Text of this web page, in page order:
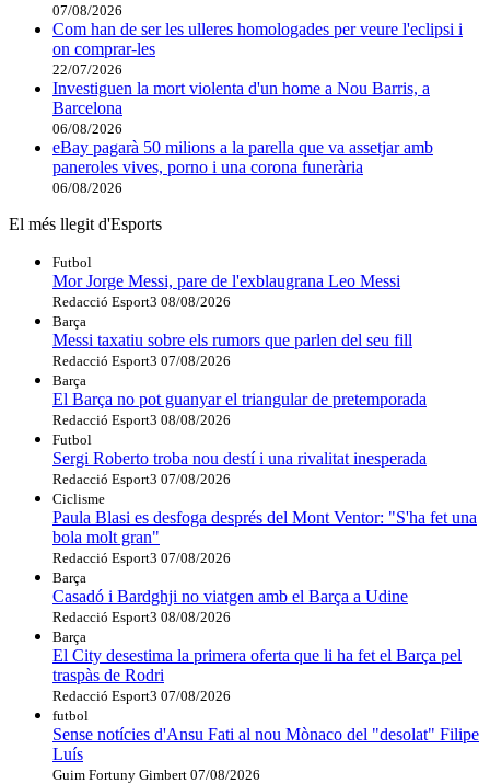
07/08/2026
Com han de ser les ulleres homologades per veure l'eclipsi i
on comprar-les
22/07/2026
Investiguen la mort violenta d'un home a Nou Barris, a
Barcelona
06/08/2026
eBay pagarà 50 milions a la parella que va assetjar amb
paneroles vives, porno i una corona funerària
06/08/2026
El més llegit d'Esports
Futbol
Mor Jorge Messi, pare de l'exblaugrana Leo Messi
Redacció Esport3 08/08/2026
Barça
Messi taxatiu sobre els rumors que parlen del seu fill
Redacció Esport3 07/08/2026
Barça
El Barça no pot guanyar el triangular de pretemporada
Redacció Esport3 08/08/2026
Futbol
Sergi Roberto troba nou destí i una rivalitat inesperada
Redacció Esport3 07/08/2026
Ciclisme
Paula Blasi es desfoga després del Mont Ventor: "S'ha fet una
bola molt gran"
Redacció Esport3 07/08/2026
Barça
Casadó i Bardghji no viatgen amb el Barça a Udine
Redacció Esport3 08/08/2026
Barça
El City desestima la primera oferta que li ha fet el Barça pel
traspàs de Rodri
Redacció Esport3 07/08/2026
futbol
Sense notícies d'Ansu Fati al nou Mònaco del "desolat" Filipe
Luís
Guim Fortuny Gimbert 07/08/2026